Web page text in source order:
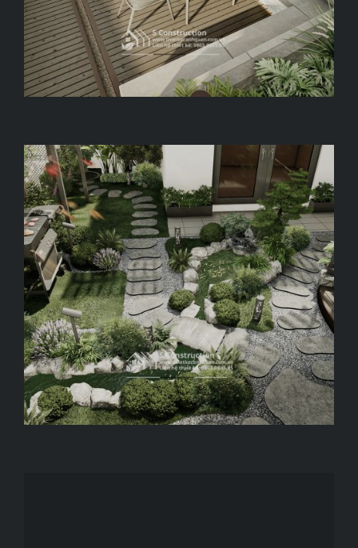
BREEZE HAVEN
Tây Hồ, Hà Nội, 31 m2
Whispering waters
Thường Tín, Hà Nội, 83 m2